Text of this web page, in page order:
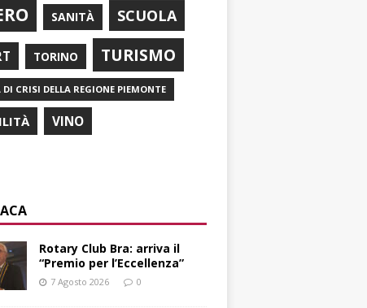
SANITÀ SCUOLA
TORINO TURISMO
CRISI DELLA REGIONE PIEMONTE
VINO
Rotary Club Bra: arriva il
“Premio per l’Eccellenza”
7 Agosto 2026 0